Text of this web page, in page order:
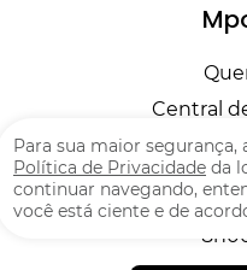
Para sua maior segurança,
Política de Privacidade da
continuar navegando,
você está ciente e de
Central